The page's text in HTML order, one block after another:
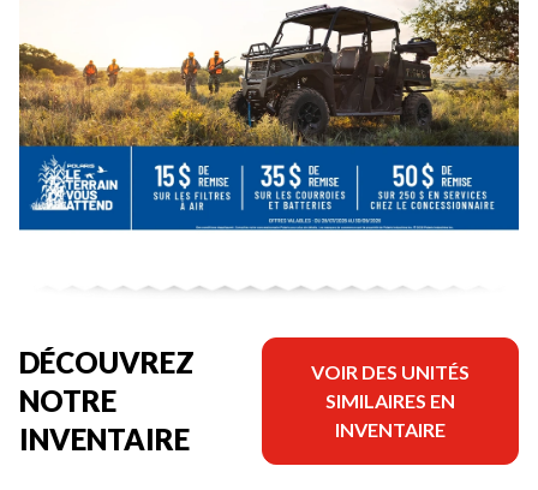
DÉCOUVREZ
NOTRE
INVENTAIRE
VOIR DES UNITÉS
SIMILAIRES EN
INVENTAIRE